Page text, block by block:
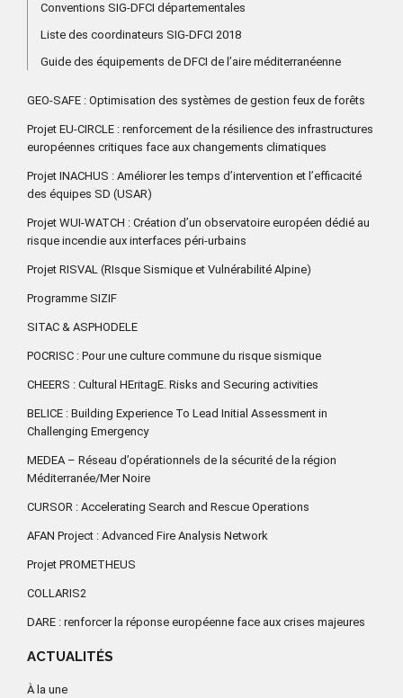
Conventions SIG-DFCI départementales
Liste des coordinateurs SIG-DFCI 2018
Guide des équipements de DFCI de l’aire méditerranéenne
GEO-SAFE : Optimisation des systèmes de gestion feux de forêts
Projet EU-CIRCLE : renforcement de la résilience des infrastructures
européennes critiques face aux changements climatiques
Projet INACHUS : Améliorer les temps d’intervention et l’efficacité
des équipes SD (USAR)
Projet WUI-WATCH : Création d’un observatoire européen dédié au
risque incendie aux interfaces péri-urbains
Projet RISVAL (RIsque Sismique et Vulnérabilité Alpine)
Programme SIZIF
SITAC & ASPHODELE
POCRISC : Pour une culture commune du risque sismique
CHEERS : Cultural HEritagE. Risks and Securing activities
BELICE : Building Experience To Lead Initial Assessment in
Challenging Emergency
MEDEA – Réseau d’opérationnels de la sécurité de la région
Méditerranée/Mer Noire
CURSOR : Accelerating Search and Rescue Operations
AFAN Project : Advanced Fire Analysis Network
Projet PROMETHEUS
COLLARIS2
DARE : renforcer la réponse européenne face aux crises majeures
ACTUALITÉS
À la une